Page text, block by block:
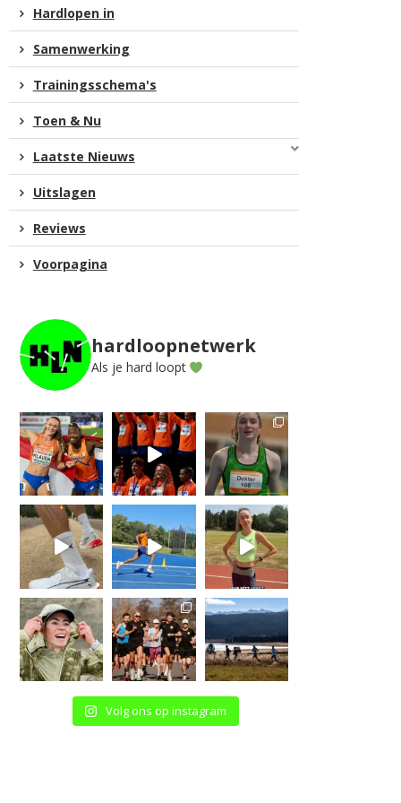
Hardlopen in
Samenwerking
Trainingsschema's
Toen & Nu
Laatste Nieuws
Uitslagen
Reviews
Voorpagina
hardloopnetwerk
Als je hard loopt
Volg ons op instagram